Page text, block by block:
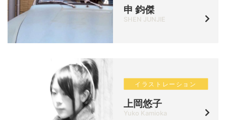
申 鈞傑
SHEN JUNJIE
イラストレーション
上岡悠子
Yuko Kamioka